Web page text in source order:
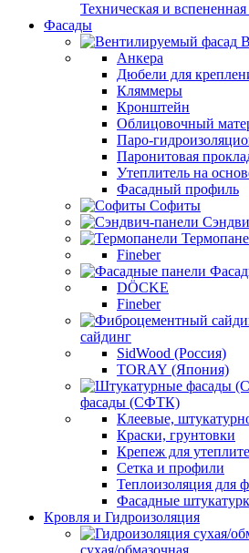
Техническая и
Фасады
Анкера
Дюбели для
Кляммеры
Кронштейн
Облицовочный
Паро-
Паронитовая
Утеплитель на
Фасадный профиль
Софиты
Fineber
DÖCKE
Fineber
сайдинг
SidWood (Россия)
TORAY (Япония)
фасады (СФТК)
Клеевые,
Краски, грунтовки
Крепеж для
Сетка и профили
Теплоизоляция для
Фасадные
Кровля и Гидроизоляция
сухая/обмазочная